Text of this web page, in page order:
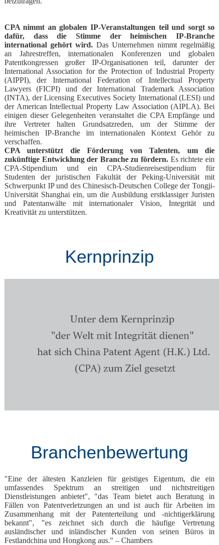
CPA nimmt an globalen IP-Veranstaltungen teil und sorgt so
dafür, dass die Stimme der heimischen IP-Branche
international gehört wird.Das Unternehmen nimmt regelmäßig
an Jahrestreffen, internationalen Konferenzen und globalen
Patentkongressen großer IP-Organisationen teil, darunter der
International Association for the Protection of Industrial Property
(AIPPI), der International Federation of Intellectual Property
Lawyers (FICPI) und der International Trademark Association
(INTA), der Licensing Executives Society International (LESI) und
der American Intellectual Property Law Association (AIPLA). Bei
einigen dieser Gelegenheiten veranstaltet die CPA Empfänge und
ihre Vertreter halten Grundsatzreden, um der Stimme der
heimischen IP-Branche im internationalen Kontext Gehör zu
verschaffen.
CPA unterstützt die Förderung von Talenten, um die
zukünftige Entwicklung der Branche zu fördern. Es richtete ein
CPA-Stipendium und ein CPA-Studienreisestipendium für
Studenten der juristischen Fakultät der Peking-Universität mit
Schwerpunkt IP und des Chinesisch-Deutschen College der Tongji-
Universität Shanghai ein, um die Ausbildung erstklassiger Juristen
und Patentanwälte mit internationaler Vision, Integrität und
Kreativität zu unterstützen.
Kernprinzip
Branchenbewertung
"Eine der ältesten Kanzleien für geistiges Eigentum, die ein
umfassendes Spektrum an streitigen und nichtstreitigen
Dienstleistungen anbietet", "das Team bietet auch Beratung in
Fällen von Patentverletzungen an und ist auch für Arbeiten im
Zusammenhang mit der Patenterteilung und -nichtigerklärung
bekannt", "es zeichnet sich durch die häufige Vertretung
ausländischer und inländischer Kunden von seinen Büros in
Festlandchina und Hongkong aus." – Chambers